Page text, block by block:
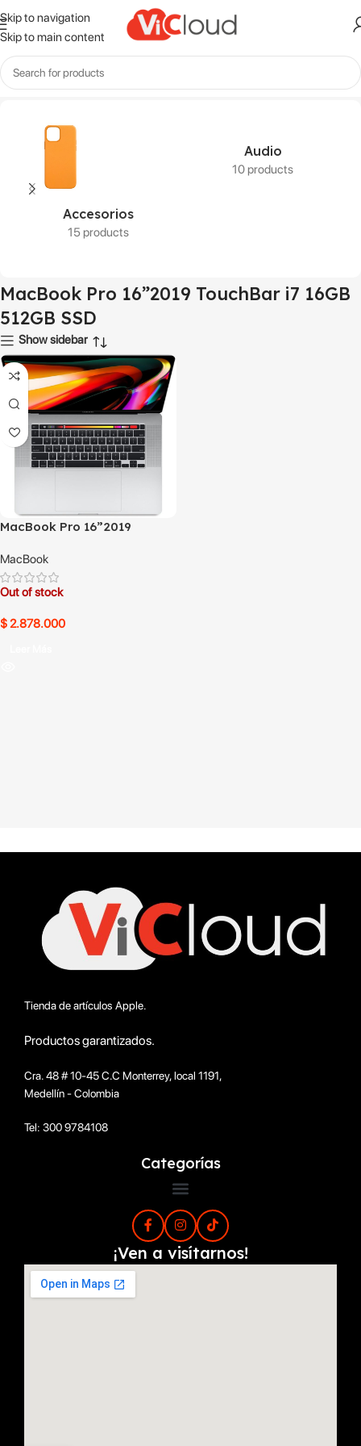
Skip to navigation
Skip to main content
etiquetados “MacBook Pro 16”2019 TouchBar i7 16GB 512GB SSD”
Accesorios
15 products
Audio
10 products
MacBook Pro 16”2019 TouchBar i7 16GB
512GB SSD
Show sidebar
MacBook Pro 16”2019
MacBook
Out of stock
$2.878.000
Tienda de artículos Apple.
Productos garantizados.
Cra. 48 # 10-45 C.C Monterrey, local 1191,
Medellín - Colombia
Tel: 300 9784108
Categorías
¡Ven a visítarnos!